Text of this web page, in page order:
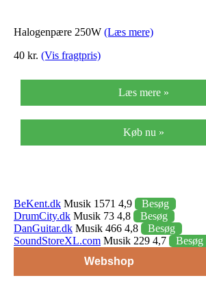
Halogenpære 250W (Læs mere)
40 kr. (Vis fragtpris)
Læs mere »
Køb nu »
BeKent.dk Musik 1571 4,9
Besøg
DrumCity.dk Musik 73 4,8
Besøg
DanGuitar.dk Musik 466 4,8
Besøg
SoundStoreXL.com Musik 229 4,7
Besøg
Webshop